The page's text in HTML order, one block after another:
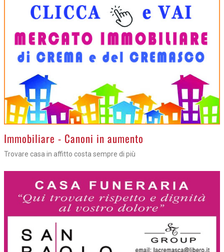
>Immobiliare - Canoni in aumento
Trovare casa in affitto costa sempre di più